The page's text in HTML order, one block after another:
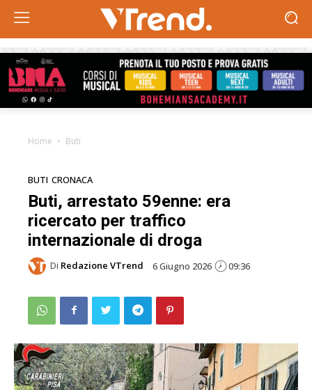
Home Buti
BUTI CRONACA
Buti, arrestato 59enne: era
ricercato per traffico
internazionale di droga
Di Redazione VTrend 6 Giugno 2026 09:36